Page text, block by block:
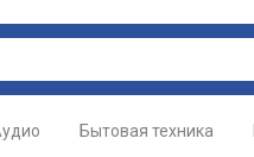
Бытовая техника